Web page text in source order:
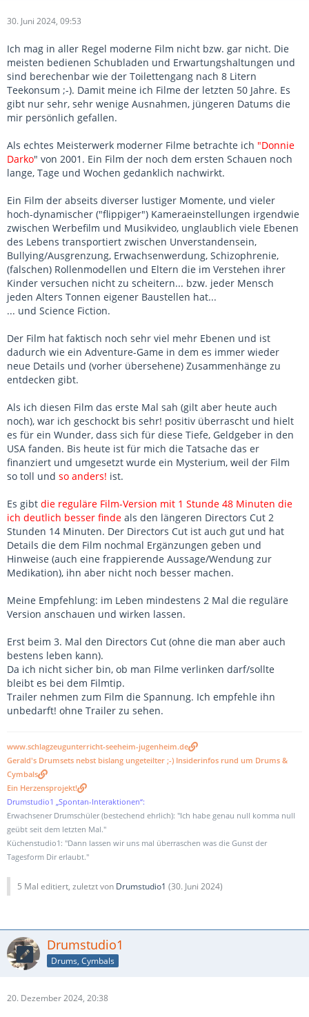
30. Juni 2024, 09:53
Ich mag in aller Regel moderne Film nicht bzw. gar nicht. Die
meisten bedienen Schubladen und Erwartungshaltungen und
sind berechenbar wie der Toilettengang nach 8 Litern
Teekonsum ;-). Damit meine ich Filme der letzten 50 Jahre. Es
gibt nur sehr, sehr wenige Ausnahmen, jüngeren Datums die
mir persönlich gefallen.
Als echtes Meisterwerk moderner Filme betrachte ich "Donnie
Darko" von 2001. Ein Film der noch dem ersten Schauen noch
lange, Tage und Wochen gedanklich nachwirkt.
Ein Film der abseits diverser lustiger Momente, und vieler
hoch-dynamischer ("flippiger") Kameraeinstellungen irgendwie
zwischen Werbefilm und Musikvideo, unglaublich viele Ebenen
des Lebens transportiert zwischen Unverstandensein,
Bullying/Ausgrenzung, Erwachsenwerdung, Schizophrenie,
(falschen) Rollenmodellen und Eltern die im Verstehen ihrer
Kinder versuchen nicht zu scheitern... bzw. jeder Mensch
jeden Alters Tonnen eigener Baustellen hat...
... und Science Fiction.
Der Film hat faktisch noch sehr viel mehr Ebenen und ist
dadurch wie ein Adventure-Game in dem es immer wieder
neue Details und (vorher übersehene) Zusammenhänge zu
entdecken gibt.
Als ich diesen Film das erste Mal sah (gilt aber heute auch
noch), war ich geschockt bis sehr! positiv überrascht und hielt
es für ein Wunder, dass sich für diese Tiefe, Geldgeber in den
USA fanden. Bis heute ist für mich die Tatsache das er
finanziert und umgesetzt wurde ein Mysterium, weil der Film
so toll und so anders! ist.
Es gibt die reguläre Film-Version mit 1 Stunde 48 Minuten die
ich deutlich besser finde als den längeren Directors Cut 2
Stunden 14 Minuten. Der Directors Cut ist auch gut und hat
Details die dem Film nochmal Ergänzungen geben und
Hinweise (auch eine frappierende Aussage/Wendung zur
Medikation), ihn aber nicht noch besser machen.
Meine Empfehlung: im Leben mindestens 2 Mal die reguläre
Version anschauen und wirken lassen.
Erst beim 3. Mal den Directors Cut (ohne die man aber auch
bestens leben kann).
Da ich nicht sicher bin, ob man Filme verlinken darf/sollte
bleibt es bei dem Filmtip.
Trailer nehmen zum Film die Spannung. Ich empfehle ihn
unbedarft! ohne Trailer zu sehen.
www.schlagzeugunterricht-seeheim-jugenheim.de
Gerald's Drumsets nebst bislang ungeteilter ;-) Insiderinfos rund um Drums &
Cymbals
Ein Herzensprojekt!
Drumstudio1 „Spontan-Interaktionen“:
Erwachsener Drumschüler (bestechend ehrlich): "Ich habe genau null komma null
geübt seit dem letzten Mal."
Küchenstudio1: "Dann lassen wir uns mal überraschen was die Gunst der
Tagesform Dir erlaubt."
5 Mal editiert, zuletzt von Drumstudio1 (30. Juni 2024)
Drumstudio1
Drums, Cymbals
20. Dezember 2024, 20:38